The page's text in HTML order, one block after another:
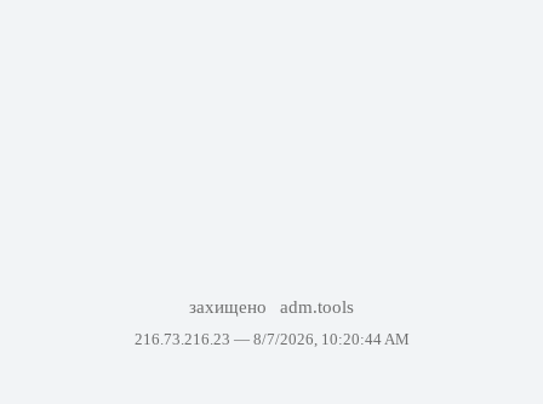
захищено adm.tools
216.73.216.23 — 8/7/2026, 10:20:44 AM